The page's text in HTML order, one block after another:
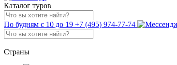
Каталог туров
По будням с 10 до 19 +7 (495) 974-77-74
Страны